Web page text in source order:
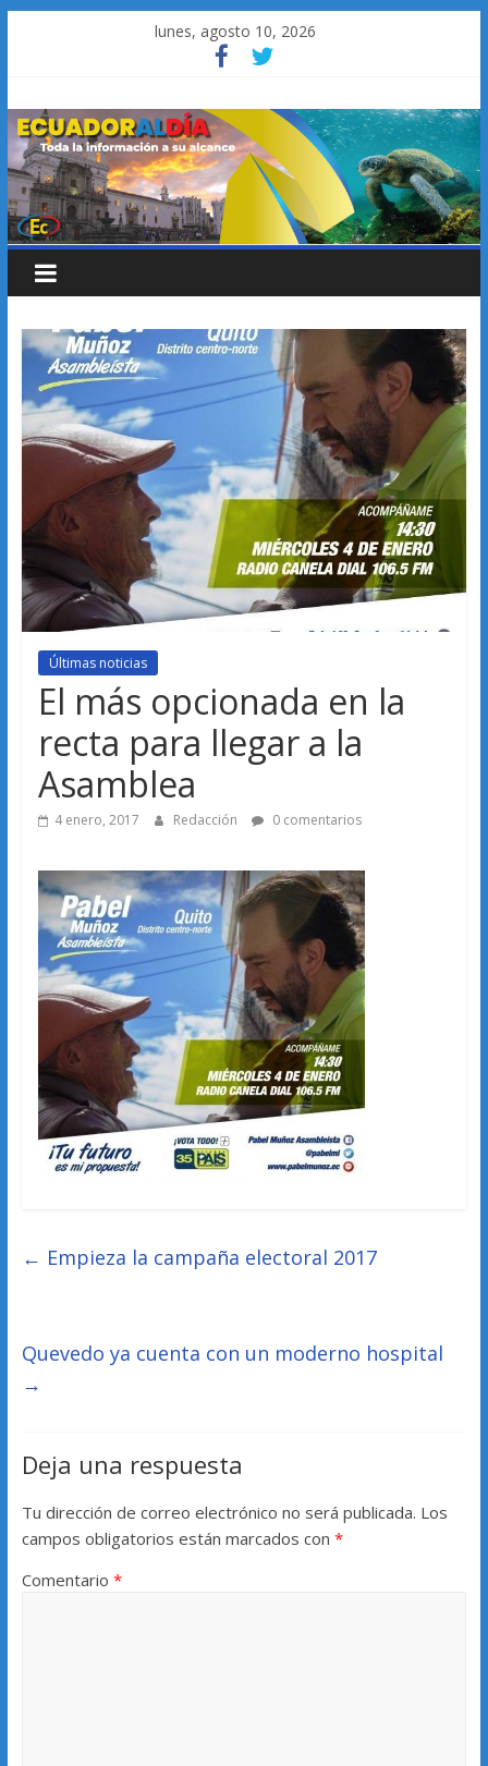
lunes, agosto 10, 2026
Últimas noticias
El más opcionada en la
recta para llegar a la
Asamblea
4 enero, 2017 Redacción 0 comentarios
← Empieza la campaña electoral 2017
Quevedo ya cuenta con un moderno hospital
→
Deja una respuesta
Tu dirección de correo electrónico no será publicada. Los
campos obligatorios están marcados con *
Comentario *